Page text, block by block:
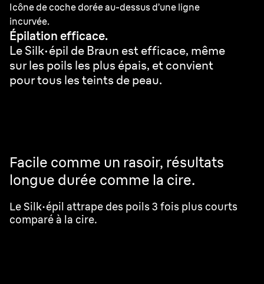
Icône de coche dorée au-dessus d’une ligne
incurvée.
Épilation efficace.
Le Silk·épil de Braun est efficace, même
sur les poils les plus épais, et convient
pour tous les teints de peau.
Facile comme un rasoir, résultats
longue durée comme la cire.
Le Silk·épil attrape des poils 3 fois plus courts
comparé à la cire.